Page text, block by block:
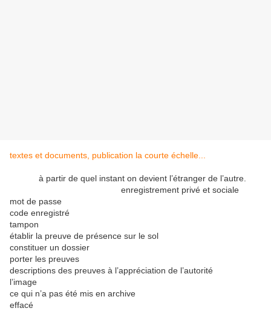
textes et documents, publication la courte échelle...
à partir de quel instant on devient l’étranger de l’autre.
enregistrement privé et sociale
mot de passe
code enregistré
tampon
établir la preuve de présence sur le sol
constituer un dossier
porter les preuves
descriptions des preuves à l’appréciation de l’autorité
l’image
ce qui n’a pas été mis en archive
effacé